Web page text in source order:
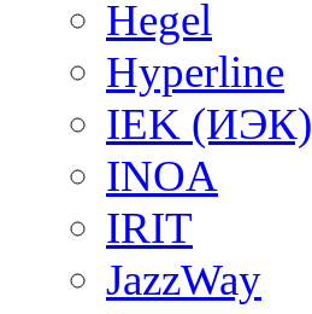
Hegel
Hyperline
IEK (ИЭК)
INOA
IRIT
JazzWay